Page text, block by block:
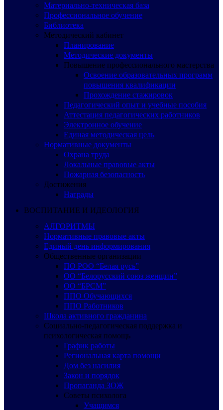
Материально-техническая база
Профессиональное обучение
Библиотека
Методический кабинет
Планирование
Методические документы
Повышение профессионального мастерства
Освоение образовательных программ
повышения квалификации
Прохождение стажировок
Педагогический опыт и учебные пособия
Аттестация педагогических работников
Электронное обучение
Единая методическая цель
Нормативные документы
Охрана труда
Локальные правовые акты
Пожарная безопасность
Достижения
Награды
ВОСПИТАНИЕ И ИДЕОЛОГИЯ
АЛГОРИТМЫ
Нормативные правовые акты
Единый день информирования
Общественные организации
ПО РОО “Белая русь”
ОО “Белорусский союз женщин”
ОО “БРСМ”
ППО Обучающихся
ППО Работников
Школа активного гражданина
Социально-педагогическая поддержка и
психологическая помощь
График работы
Региональная карта помощи
Дом без насилия
Закон и порядок
Пропаганда ЗОЖ
Советы психолога
Учащимся